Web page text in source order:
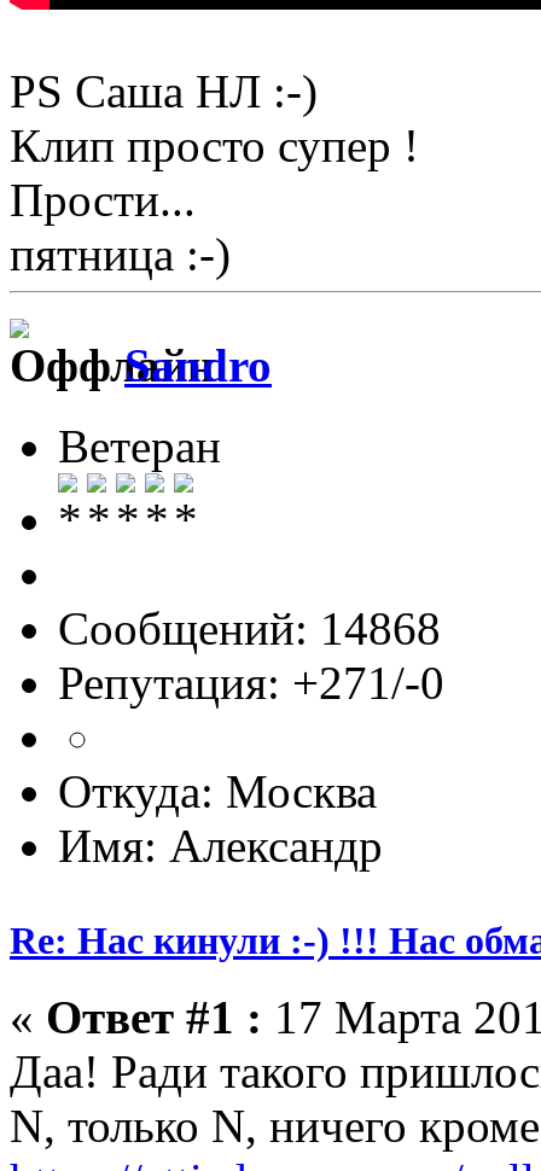
PS Саша НЛ :-)
Клип просто супер !
Прости...
пятница :-)
Sandro
Ветеран
Сообщений: 14868
Репутация: +271/-0
Откуда: Москва
Имя: Александр
Re: Нас кинули :-) !!! Нас
« Ответ #1 : 17 Марта
Даа! Ради такого
N, только N, ничего